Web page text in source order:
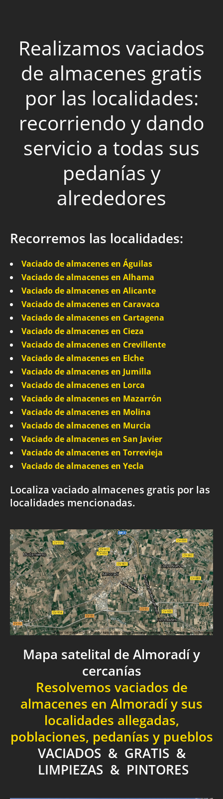
Realizamos vaciados
de almacenes gratis
por las localidades:
recorriendo y dando
servicio a todas sus
pedanías y
alrededores
Recorremos las localidades:
Vaciado de almacenes en Águilas
Vaciado de almacenes en Alhama
Vaciado de almacenes en Alicante
Vaciado de almacenes en Caravaca
Vaciado de almacenes en Cartagena
Vaciado de almacenes en Cieza
Vaciado de almacenes en Crevillente
Vaciado de almacenes en Elche
Vaciado de almacenes en Jumilla
Vaciado de almacenes en Lorca
Vaciado de almacenes en Mazarrón
Vaciado de almacenes en Molina
Vaciado de almacenes en Murcia
Vaciado de almacenes en San Javier
Vaciado de almacenes en Torrevieja
Vaciado de almacenes en Yecla
Localiza vaciado almacenes gratis por las
localidades mencionadas.
Mapa satelital de Almoradí y
cercanías
Resolvemos vaciados de
almacenes en Almoradí y sus
localidades allegadas,
poblaciones, pedanías y pueblos
VACIADOS & GRATIS &
LIMPIEZAS & PINTORES